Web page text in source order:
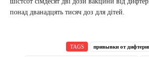
понад дванадцять тисяч доз для дітей.
TAGS привывки от